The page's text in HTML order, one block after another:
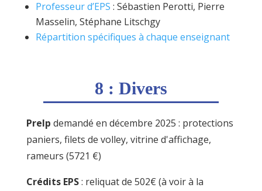
Professeur d’EPS : Sébastien Perotti, Pierre
Masselin, Stéphane Litschgy
Répartition spécifiques à chaque enseignant
8 : Divers
Prelp demandé en décembre 2025 : protections
paniers, filets de volley, vitrine d'affichage,
rameurs (5721 €)
Crédits EPS: reliquat de 502€ (à voir à la